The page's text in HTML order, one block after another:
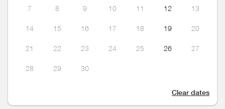
7 8 9 10 11 12 13
14 15 16 17 18 19 20
21 22 23 24 25 26 27
28 29 30
Clear dates